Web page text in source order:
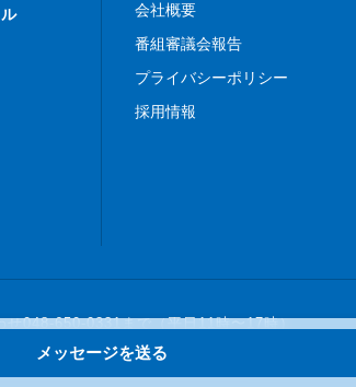
メッセージを送る
会社概要
番組審議会報告
プライバシーポリシー
採用情報
せ048-650-0331まで（平日11時〜17時）
© 2019 FM NACK5 All rights reserved.